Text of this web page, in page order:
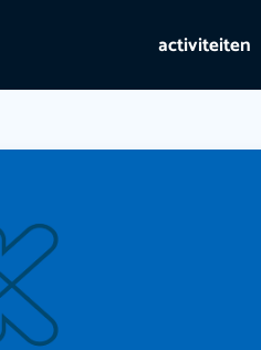
activiteiten